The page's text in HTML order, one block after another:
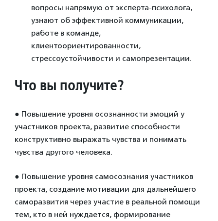
вопросы напрямую от эксперта-психолога,
узнают об эффективной коммуникации,
работе в команде,
клиентоориентированности,
стрессоустойчивости и самопрезентации.
Что вы получите?
● Повышение уровня осознанности эмоций у
участников проекта, развитие способности
конструктивно выражать чувства и понимать
чувства другого человека.
● Повышение уровня самосознания участников
проекта, создание мотивации для дальнейшего
саморазвития через участие в реальной помощи
тем, кто в ней нуждается, формирование